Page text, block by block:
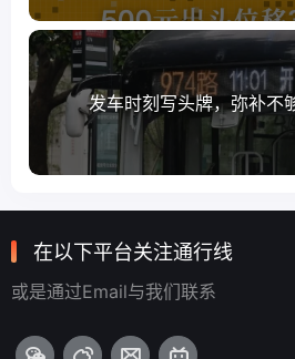
发车时刻写头牌，弥补不
在以下平台关注通行线
或是通过Email与我们联系